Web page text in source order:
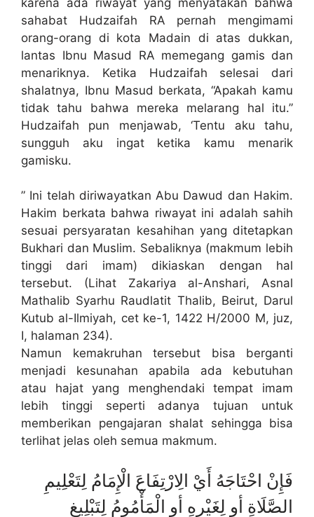
sahabat Hudzaifah RA pernah mengimami
orang-orang di kota Madain di atas dukkan,
lantas Ibnu Masud RA memegang gamis dan
menariknya. Ketika Hudzaifah selesai dari
shalatnya, Ibnu Masud berkata, “Apakah kamu
tidak tahu bahwa mereka melarang hal itu.”
Hudzaifah pun menjawab, ‘Tentu aku tahu,
sungguh aku ingat ketika kamu menarik
gamisku.
” Ini telah diriwayatkan Abu Dawud dan Hakim.
Hakim berkata bahwa riwayat ini adalah sahih
sesuai persyaratan kesahihan yang ditetapkan
Bukhari dan Muslim. Sebaliknya (makmum lebih
tinggi dari imam) dikiaskan dengan hal
tersebut. (Lihat Zakariya al-Anshari, Asnal
Mathalib Syarhu Raudlatit Thalib, Beirut, Darul
Kutub al-Ilmiyah, cet ke-1, 1422 H/2000 M, juz,
I, halaman 234).
Namun kemakruhan tersebut bisa berganti
menjadi kesunahan apabila ada kebutuhan
atau hajat yang menghendaki tempat imam
lebih tinggi seperti adanya tujuan untuk
memberikan pengajaran shalat sehingga bisa
terlihat jelas oleh semua makmum.
فَإِنْ احْتَاجَهُ أَيْ الِارْتِفَاعَ الْإِمَامُ لِتَعْلِيمِ
الصَّلَاةِ أو لِغَيْرِهِ أو الْمَأْمُومُ لِتَبْلِيغِ